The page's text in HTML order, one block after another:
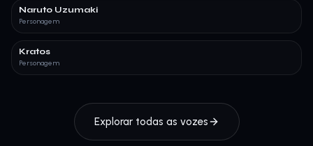
Naruto Uzumaki
Personagem
Kratos
Personagem
Explorar todas as vozes